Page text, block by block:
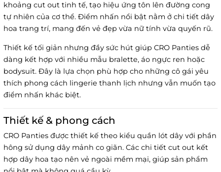
khoảng cut out tinh tế, tạo hiệu ứng tôn lên đường cong
tự nhiên của cơ thể. Điểm nhấn nổi bật nằm ở chi tiết dây
hoa trang trí, mang đến vẻ đẹp vừa nữ tính vừa quyến rũ.
Thiết kế tối giản nhưng đầy sức hút giúp CRO Panties dễ
dàng kết hợp với nhiều mẫu bralette, áo ngực ren hoặc
bodysuit. Đây là lựa chọn phù hợp cho những cô gái yêu
thích phong cách lingerie thanh lịch nhưng vẫn muốn tạo
điểm nhấn khác biệt.
Thiết kế & phong cách
CRO Panties được thiết kế theo kiểu quần lót dây với phần
hông sử dụng dây mảnh co giãn. Các chi tiết cut out kết
hợp dây hoa tạo nên vẻ ngoài mềm mại, giúp sản phẩm